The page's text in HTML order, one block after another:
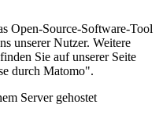
Open-Source-Software-Tool
unserer Nutzer. Weitere
Sie auf unserer Seite
durch Matomo".
Server gehostet